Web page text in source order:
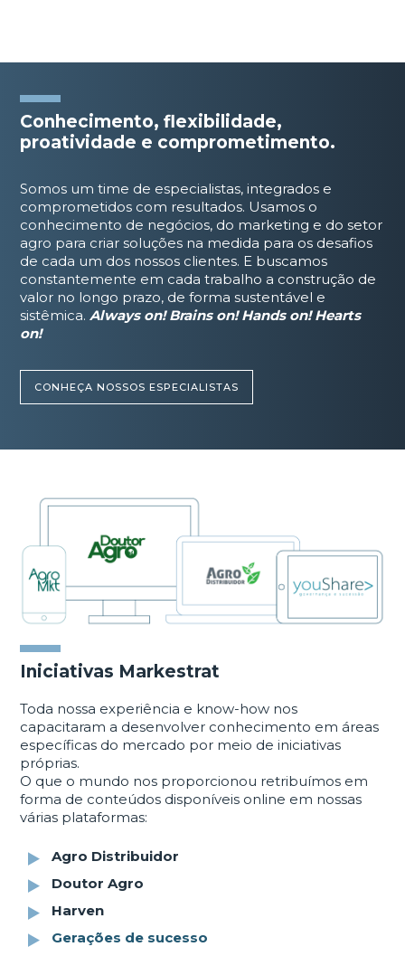
Conhecimento, flexibilidade,
proatividade e comprometimento.
Somos um time de especialistas, integrados e
comprometidos com resultados. Usamos o
conhecimento de negócios, do marketing e do setor
agro para criar soluções na medida para os desafios
de cada um dos nossos clientes. E buscamos
constantemente em cada trabalho a construção de
valor no longo prazo, de forma sustentável e
sistêmica.Always on! Brains on! Hands on! Hearts
on!
CONHEÇA NOSSOS ESPECIALISTAS
Iniciativas Markestrat
Toda nossa experiência e know-how nos
capacitaram a desenvolver conhecimento em áreas
específicas do mercado por meio de iniciativas
próprias.
O que o mundo nos proporcionou retribuímos em
forma de conteúdos disponíveis online em nossas
várias plataformas:
Agro Distribuidor
Doutor Agro
Harven
Gerações de sucesso